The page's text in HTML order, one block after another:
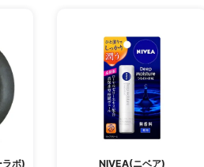
ボ)
NIVEA(ニベア)